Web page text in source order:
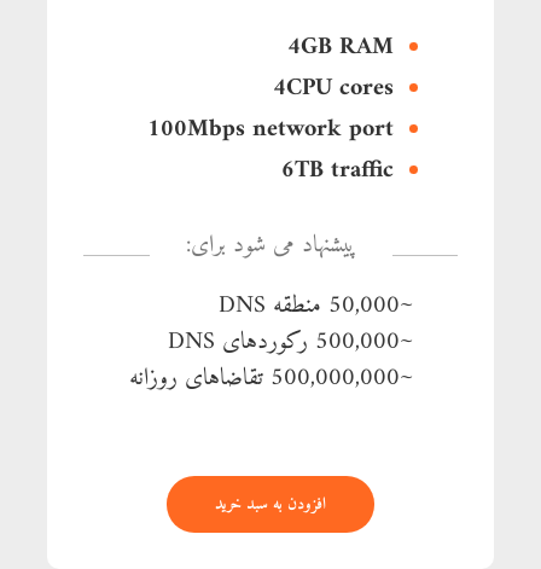
4GB RAM
4CPU cores
100Mbps network port
6TB traffic
پیشنهاد می شود برای:
~50,000 منطقه DNS
~500,000 رکوردهای DNS
~500,000,000 تقاضاهای روزانه
افزودن به سبد خرید